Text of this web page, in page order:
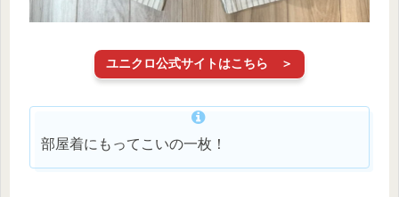
ユニクロ公式サイトはこちら ＞
部屋着にもってこいの一枚！